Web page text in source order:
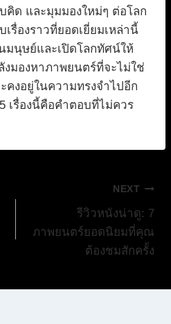
ด และมุมมองใหม่ๆ ต่อโลก
รื่องราวที่ยอดเยี่ยมเหล่านี้
มนุษย์และเปิดโลกทัศน์ให้
มองหาภาพยนตร์ที่จะไม่ใช่
คงอยู่ในความทรงจำไปอีก
เรื่องนี้คือคำตอบที่ไม่ควร
NEXT
รีวิวหนังน่าดู: 7
ภาพยนตร์ยอดนิยมที่คุณ
ต้องชมสักครั้ง